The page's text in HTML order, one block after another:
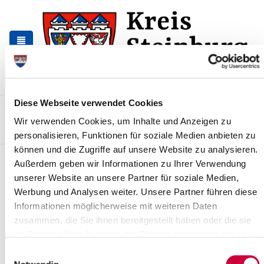
Diese Webseite verwendet Cookies
Wir verwenden Cookies, um Inhalte und Anzeigen zu
personalisieren, Funktionen für soziale Medien anbieten zu
können und die Zugriffe auf unsere Website zu analysieren.
Außerdem geben wir Informationen zu Ihrer Verwendung
unserer Website an unsere Partner für soziale Medien,
Werbung und Analysen weiter. Unsere Partner führen diese
Informationen möglicherweise mit weiteren Daten
zusammen, die Sie ihnen bereitgestellt haben oder die sie
springen
springen
Kontakt Sitemap Presse & Aktuelles
Karriere und Nachwuchskräfte Suchen
Kreisgesundheitsamt zeitweise
geschlossen
News - Meldungen